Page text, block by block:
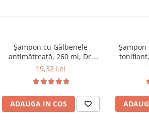
Șampon cu Gălbenele
antimătreață, 260 ml, Dr.
Soleil
19,32 Lei
ADAUGA IN COS
Șampon